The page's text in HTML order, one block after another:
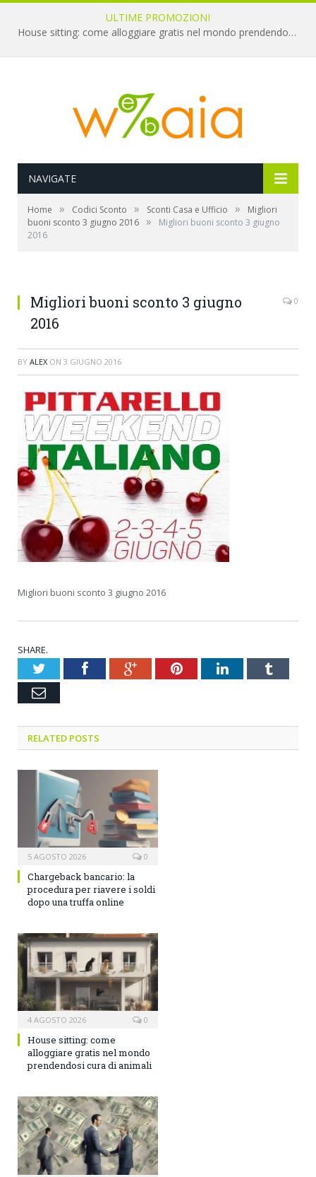
ULTIME PROMOZIONI
House sitting: come alloggiare gratis nel mondo prendendosi cura di animali
NAVIGATE
Home » Codici Sconto » Sconti Casa e Ufficio »
Migliori
buoni sconto 3 giugno 2016 »
Migliori buoni sconto 3 giugno
2016
Migliori buoni sconto 3 giugno
2016
0
BY ALEX ON 3 GIUGNO 2016
Migliori buoni sconto 3 giugno 2016
SHARE.
TwitterFacebookGoogle+PinterestLinkedInTumblr
Email
RELATED POSTS
5 AGOSTO 2026 0
Chargeback bancario: la
procedura per riavere i soldi
dopo una truffa online
4 AGOSTO 2026 0
House sitting: come
alloggiare gratis nel mondo
prendendosi cura di animali